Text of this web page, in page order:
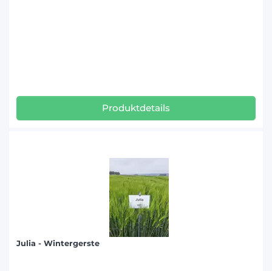
Produktdetails
Julia - Wintergerste